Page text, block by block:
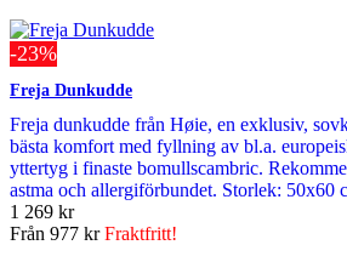
-23%
Freja Dunkudde
Freja dunkudde från Høie, en exklusiv,
bästa komfort med fyllning av bl.a.
yttertyg i finaste bomullscambric.
astma och allergiförbundet. Storlek: 50x60
1 269 kr
Från 977 krFraktfritt!